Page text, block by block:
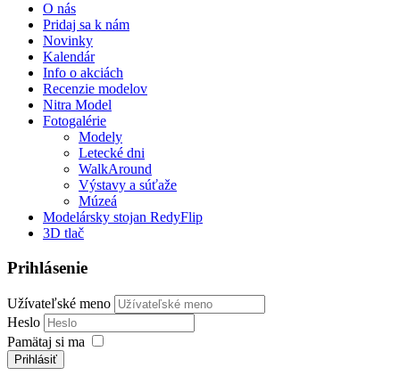
O nás
Pridaj sa k nám
Novinky
Kalendár
Info o akciách
Recenzie modelov
Nitra Model
Fotogalérie
Modely
Letecké dni
WalkAround
Výstavy a súťaže
Múzeá
Modelársky stojan RedyFlip
3D tlač
Prihlásenie
Užívateľské meno
Heslo
Pamätaj si ma
Prihlásiť